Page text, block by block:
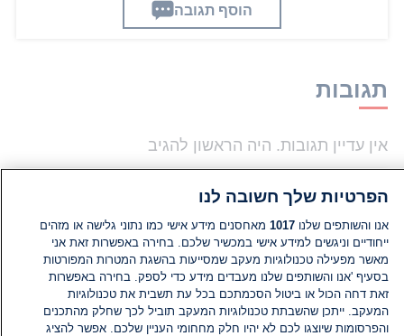
הוסף תגובה
תגובות
אין עדיין תגובות. היה הראשון להגיב
הוסף תגובה
הפרטיות שלך חשובה לנו
אנו והשותפים שלנו1017 מאחסנים מידע אישי כמו נתוני גלישה או מזהים
ייחודיים וניגשים למידע אישי במכשיר שלכם. בחירה באפשרות זאת אני
מאשר מפעילה טכנולוגיות מעקב שמסייעות בהשגת המטרות המפורטות
בסעיף 'אנו והשותפים שלנו מעבדים מידע כדי לספק. בחירה באפשרות
זאת דחה הכול או ביטול הסכמתכם בכל עת תשבית את טכנולוגיות
המעקב. ייתכן שהשבתת טכנולוגיות המעקב תוביל לכך שחלק מהתכנים
והפרסומות שיוצגו לכם לא יהיו חלק מחחומי העניין שלכם. אפשר להציג